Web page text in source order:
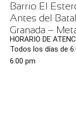
Barrio El
Antes del
Granada –
HORARIO DE
Todos los días de
6:00 pm